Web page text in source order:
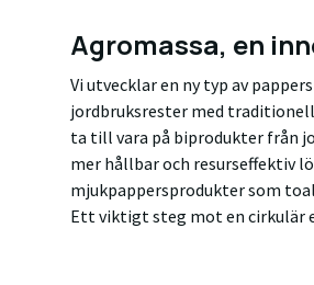
Agromassa, en
Vi utvecklar en ny typ av
jordbruksrester med
ta till vara på biprodukter från
mer hållbar och resurseffektiv
mjukpappersprodukter som
Ett viktigt steg mot en cirkulär